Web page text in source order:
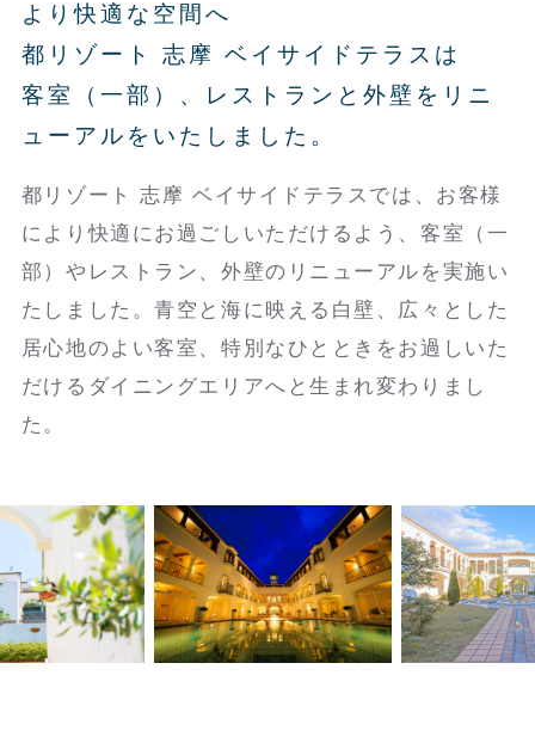
より快適な空間へ
都リゾート 志摩 ベイサイドテラスは
客室（一部）、レストランと外壁をリニ
ューアルをいたしました。
都リゾート 志摩 ベイサイドテラスでは、お客様
により快適にお過ごしいただけるよう、客室（一
部）やレストラン、外壁のリニューアルを実施い
たしました。青空と海に映える白壁、広々とした
居心地のよい客室、特別なひとときをお過しいた
だけるダイニングエリアへと生まれ変わりまし
た。